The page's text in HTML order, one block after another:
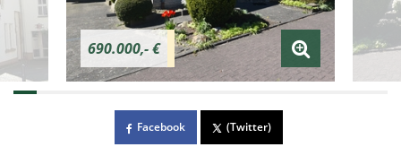
690.000,- €
Facebook (Twitter)